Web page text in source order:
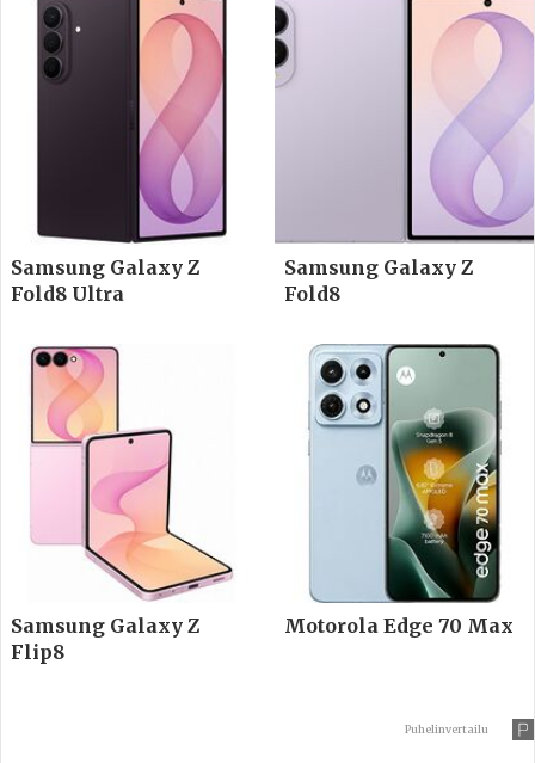
Samsung Galaxy Z
Fold8 Ultra
Samsung Galaxy Z
Fold8
Samsung Galaxy Z
Flip8
Motorola Edge 70 Max
Puhelinvertailu